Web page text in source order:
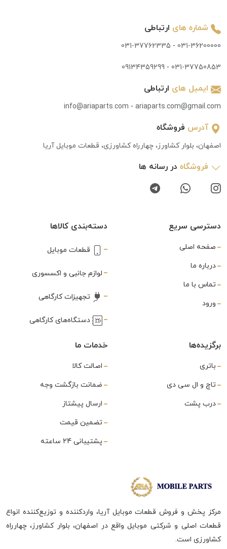
شماره های ارتباطی
031-36200000
-
031-37762335
031-37750853
-
09134359299
ایمیل های ارتباطی
info@ariaparts.com - ariaparts.com@gmail.com
آدرس فروشگاه
اصفهان، بلوار کشاورز، چهارراه کشاورزی، قطعات موبایل آریا
فروشگاه در رسانه ها
دسترسی سریع
صفحه اصلی
درباره ما
تماس با ما
ورود
دسته‌بندی کالاها
قطعات موبایل
لوازم جانبی و اکسسوری
تجهیزات کارگاهی
دستگاه‌های کارگاهی
برگزیده‌ها
باتری
تاچ و ال سی دی
درب پشت
خدمات ما
اصالت کالا
ضمانت بازگشت وجه
ارسال پیشتاز
تضمین قیمت
پشتیبانی 24 ساعته
مرکز پخش و فروش قطعات موبایل آریا، واردکننده و توزیع‌کننده انواع
قطعات اصلی و شرکتی موبایل واقع در اصفهان، بلوار کشاورز، چهارراه
کشاورزی است.